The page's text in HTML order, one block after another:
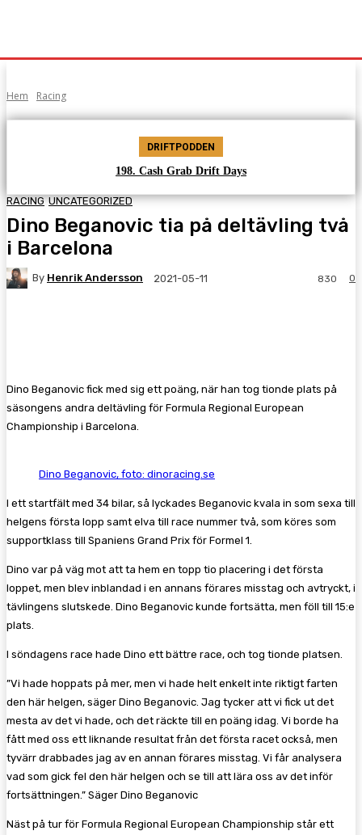
Hem Racing
DRIFTPODDEN
198. Cash Grab Drift Days
RACING UNCATEGORIZED
Dino Beganovic tia på deltävling två
i Barcelona
By Henrik Andersson 2021-05-11 0
830
Dino Beganovic fick med sig ett poäng, när han tog tionde plats på
säsongens andra deltävling för Formula Regional European
Championship i Barcelona.
Dino Beganovic, foto: dinoracing.se
I ett startfält med 34 bilar, så lyckades Beganovic kvala in som sexa till
helgens första lopp samt elva till race nummer två, som köres som
supportklass till Spaniens Grand Prix för Formel 1.
Dino var på väg mot att ta hem en topp tio placering i det första
loppet, men blev inblandad i en annans förares misstag och avtryckt, i
tävlingens slutskede. Dino Beganovic kunde fortsätta, men föll till 15:e
plats.
I söndagens race hade Dino ett bättre race, och tog tionde platsen.
”Vi hade hoppats på mer, men vi hade helt enkelt inte riktigt farten
den här helgen, säger Dino Beganovic. Jag tycker att vi fick ut det
mesta av det vi hade, och det räckte till en poäng idag. Vi borde ha
fått med oss ett liknande resultat från det första racet också, men
tyvärr drabbades jag av en annan förares misstag. Vi får analysera
vad som gick fel den här helgen och se till att lära oss av det inför
fortsättningen.” Säger Dino Beganovic
Näst på tur för Formula Regional European Championship står ett